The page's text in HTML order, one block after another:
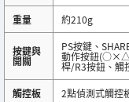
重量 約210g
按鍵與
開關
PS按鍵、
動作按鈕
桿/R3按鈕、觸
觸控板
2點偵測式觸控